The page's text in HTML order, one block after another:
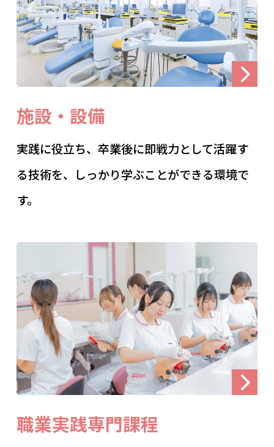
施設・設備
実践に役立ち、卒業後に即戦力として活躍す
る技術を、しっかり学ぶことができる環境で
す。
職業実践専門課程